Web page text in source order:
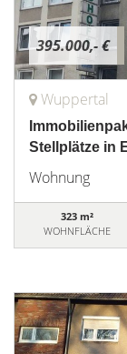
395.000,- €
Wuppertal
Stellplätze in
Wohnung
323 m²
WOHNFLÄCHE